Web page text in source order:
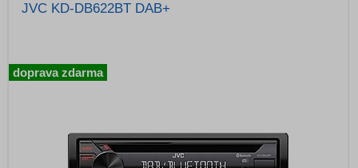
JVC KD-DB622BT DAB+
doprava zdarma